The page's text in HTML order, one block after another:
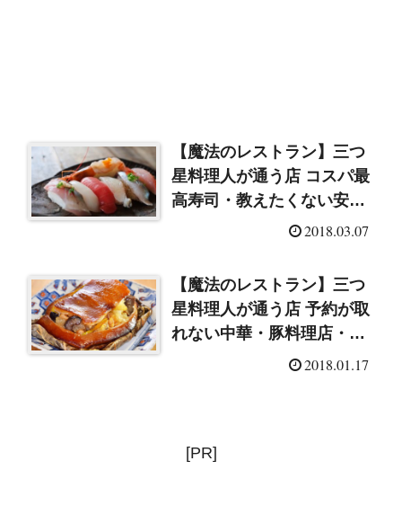
【魔法のレストラン】三つ
星料理人が通う店 コスパ最
高寿司・教えたくない安旨
中華・行くなら今の焼鳥
2018.03.07
【魔法のレストラン】三つ
星料理人が通う店 予約が取
れない中華・豚料理店・大
阪イチ美味しい粉もん2018.01.17
[PR]